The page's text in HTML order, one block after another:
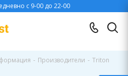
с 9-00 до 22-00
- Производители - Triton